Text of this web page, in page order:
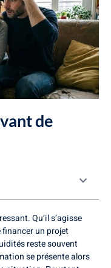
de
Qu’il s’agisse
financer un projet
reste souvent
se présente alors